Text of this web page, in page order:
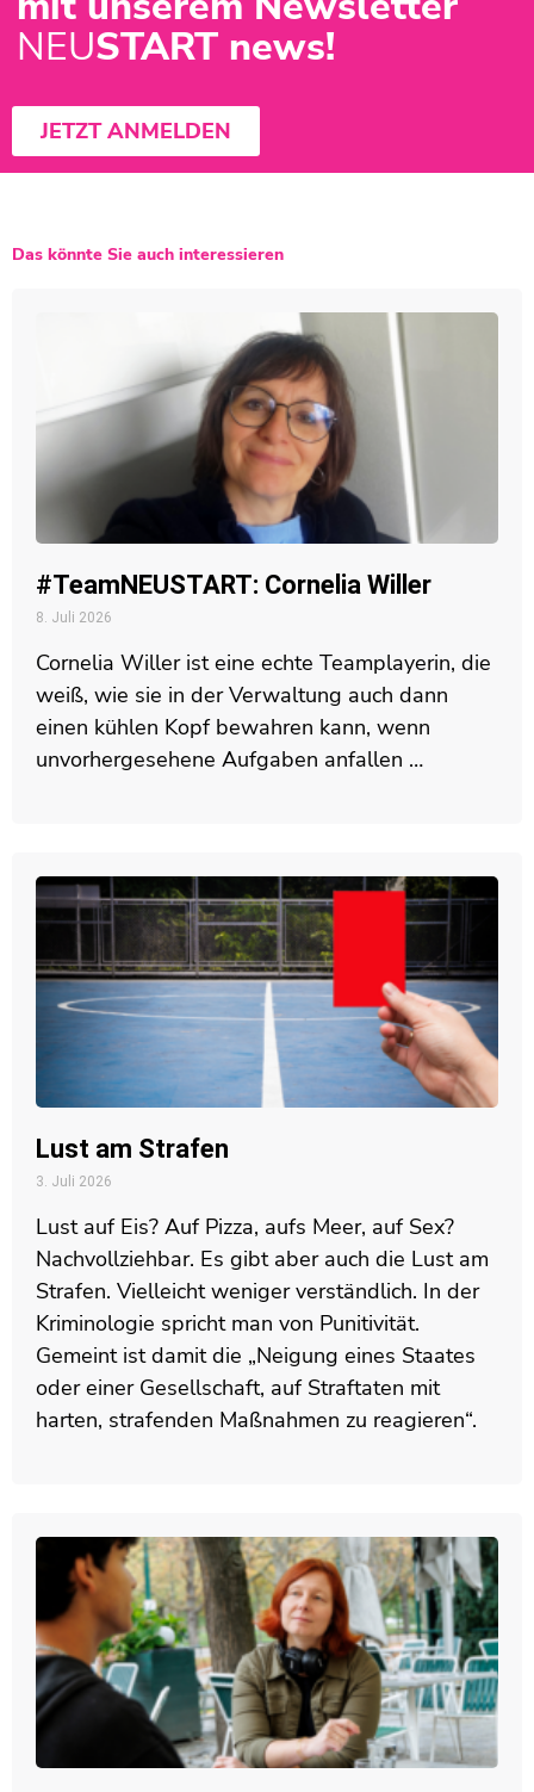
NEUSTART news!
JETZT ANMELDEN
Das könnte Sie auch interessieren
#TeamNEUSTART: Cornelia Willer
8. Juli 2026
Cornelia Willer ist eine echte Teamplayerin, die
weiß, wie sie in der Verwaltung auch dann
einen kühlen Kopf bewahren kann, wenn
unvorhergesehene Aufgaben anfallen …
Lust am Strafen
3. Juli 2026
Lust auf Eis? Auf Pizza, aufs Meer, auf Sex?
Nachvollziehbar. Es gibt aber auch die Lust am
Strafen. Vielleicht weniger verständlich. In der
Kriminologie spricht man von Punitivität.
Gemeint ist damit die „Neigung eines Staates
oder einer Gesellschaft, auf Straftaten mit
harten, strafenden Maßnahmen zu reagieren“.